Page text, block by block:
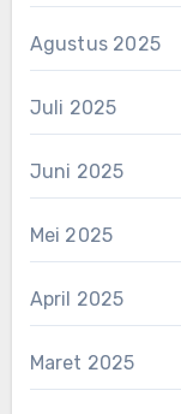
Agustus 2025
Juli 2025
Juni 2025
Mei 2025
April 2025
Maret 2025